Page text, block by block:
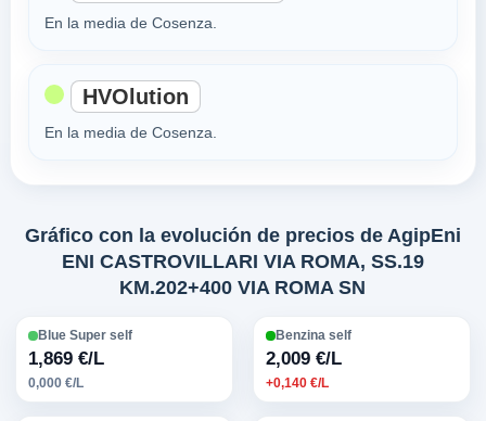
En la media de Cosenza.
HVOlution
En la media de Cosenza.
Gráfico con la evolución de precios de AgipEni
ENI CASTROVILLARI VIA ROMA, SS.19
KM.202+400 VIA ROMA SN
Blue Super self
1,869 €/L
0,000 €/L
Benzina self
2,009 €/L
+0,140 €/L